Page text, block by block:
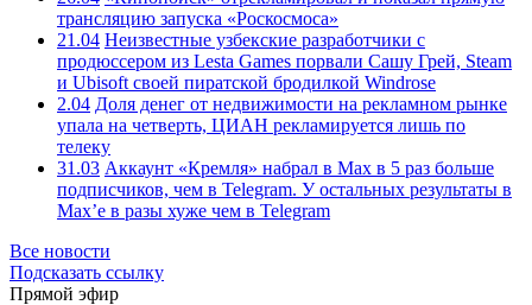
трансляцию запуска «Роскосмоса»
21.04 Неизвестные узбекские разработчики с
продюссером из Lesta Games порвали Сашу Грей, Steam
и Ubisoft своей пиратской бродилкой Windrose
2.04 Доля денег от недвижимости на рекламном рынке
упала на четверть, ЦИАН рекламируется лишь по
телеку
31.03 Аккаунт «Кремля» набрал в Max в 5 раз больше
подписчиков, чем в Telegram. У остальных результаты в
Max’е в разы хуже чем в Telegram
Все новости
Подсказать ссылку
Прямой эфир